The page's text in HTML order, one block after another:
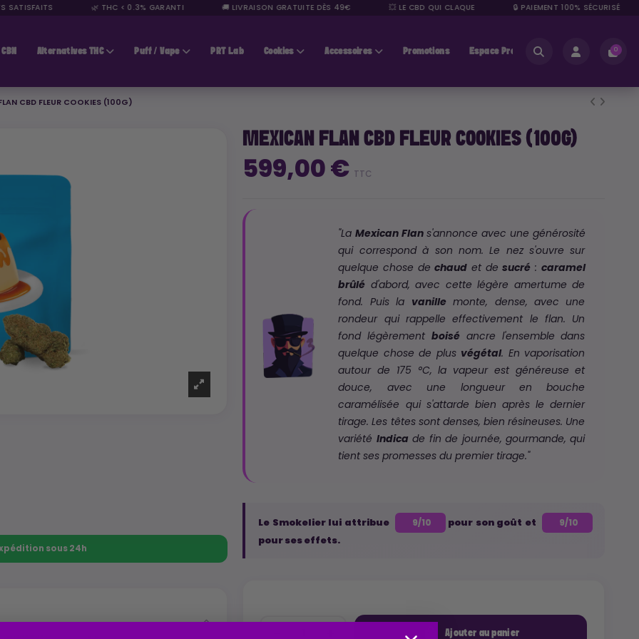
SATISFAITS 🌿 THC < 0.3% GARANTI 🚚 LIVRAISON GRATUITE DÈS 49€ 💥 LE CBD QUI CLAQUE 🔒 PAIEMENT 100% SÉCURISÉ
CBN Alternatives THC Puff / Vape PRT Lab Cookies Accessoires Promotions Espace Pros 0
CBD FLEUR COOKIES (100G)
sous 24h
MEXICAN FLAN CBD FLEUR COOKIES (100G)
599,00 € TTC
"LaMexican Flans'annonce avec une générosité
qui correspond à son nom. Le nez s'ouvre sur
quelque chose dechaud et desucré : caramel
brûlé d'abord, avec cette légère amertume de
fond. Puis la vanille monte, dense, avec une
rondeur qui rappelle effectivement le flan. Un
fond légèrement boisé ancre l'ensemble dans
quelque chose de plus végétal. En vaporisation
autour de 175 °C, la vapeur est généreuse et
douce, avec une longueur en bouche
caramélisée qui s'attarde bien après le dernier
tirage. Les têtes sont denses, bien résineuses. Une
variété Indica de fin de journée, gourmande, qui
tient ses promesses du premier tirage."
Le Smokelier lui attribue 9/10 pour son goût et 9/10
pour ses effets.
Ajouter au panier